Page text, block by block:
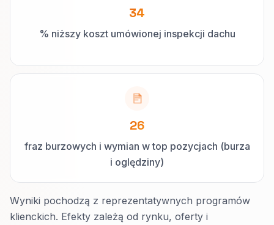
34
% niższy koszt umówionej inspekcji dachu
26
fraz burzowych i wymian w top pozycjach (burza
i oględziny)
Wyniki pochodzą z reprezentatywnych programów
klienckich. Efekty zależą od rynku, oferty i